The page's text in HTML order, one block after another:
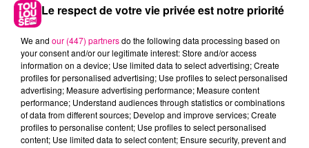
Le respect de votre vie privée est notre priorité
We and our (447) partnersdo the following data processing based on
your consent and/or our legitimate interest: Store and/or access
information on a device; Use limited data to select advertising; Create
profiles for personalised advertising; Use profiles to select personalised
advertising; Measure advertising performance; Measure content
performance; Understand audiences through statistics or combinations
of data from different sources; Develop and improve services; Create
profiles to personalise content; Use profiles to select personalised
content; Use limited data to select content; Ensure security, prevent and